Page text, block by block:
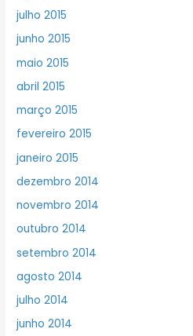
julho 2015
junho 2015
maio 2015
abril 2015
março 2015
fevereiro 2015
janeiro 2015
dezembro 2014
novembro 2014
outubro 2014
setembro 2014
agosto 2014
julho 2014
junho 2014